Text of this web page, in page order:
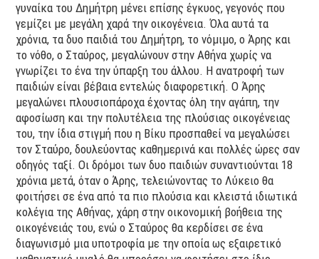
γυναίκα του Δημήτρη μένει επίσης έγκυος, γεγονός που
γεμίζει με μεγάλη χαρά την οικογένεια. Όλα αυτά τα
χρόνια, τα δυο παιδιά του Δημήτρη, το νόμιμο, ο Άρης και
το νόθο, ο Σταύρος, μεγαλώνουν στην Αθήνα χωρίς να
γνωρίζει το ένα την ύπαρξη του άλλου. Η ανατροφή των
παιδιών είναι βέβαια εντελώς διαφορετική. Ο Άρης
μεγαλώνει πλουσιοπάροχα έχοντας όλη την αγάπη, την
αφοσίωση και την πολυτέλεια της πλούσιας οικογένειας
του, την ίδια στιγμή που η Βίκυ προσπαθεί να μεγαλώσει
τον Σταύρο, δουλεύοντας καθημερινά και πολλές ώρες σαν
οδηγός ταξί. Οι δρόμοι των δυο παιδιών συναντιούνται 18
χρόνια μετά, όταν ο Άρης, τελειώνοντας το Λύκειο θα
φοιτήσει σε ένα από τα πιο πλούσια και κλειστά ιδιωτικά
κολέγια της Αθήνας, χάρη στην οικονομική βοήθεια της
οικογένειάς του, ενώ ο Σταύρος θα κερδίσει σε ένα
διαγωνισμό μια υποτροφία με την οποία ως εξαιρετικό